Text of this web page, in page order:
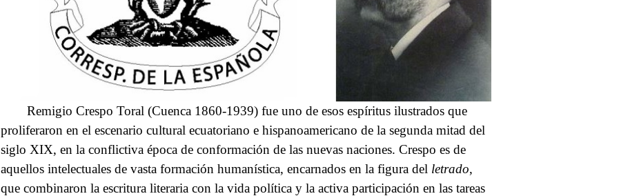
Remigio Crespo Toral (Cuenca 1860-1939) fue uno de esos espíritus ilustrados que
proliferaron en el escenario cultural ecuatoriano e hispanoamericano de la segunda mitad del
siglo XIX, en la conflictiva época de conformación de las nuevas naciones. Crespo es de
aquellos intelectuales de vasta formación humanística, encarnados en la figura del letrado,
que combinaron la escritura literaria con la vida política y la activa participación en las tareas